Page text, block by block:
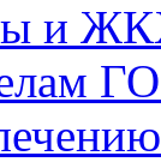
и